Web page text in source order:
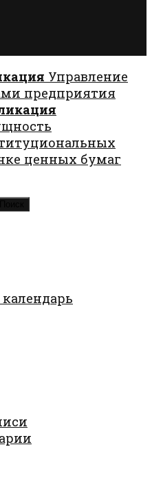
Управление
предприятия
ценных бумаг